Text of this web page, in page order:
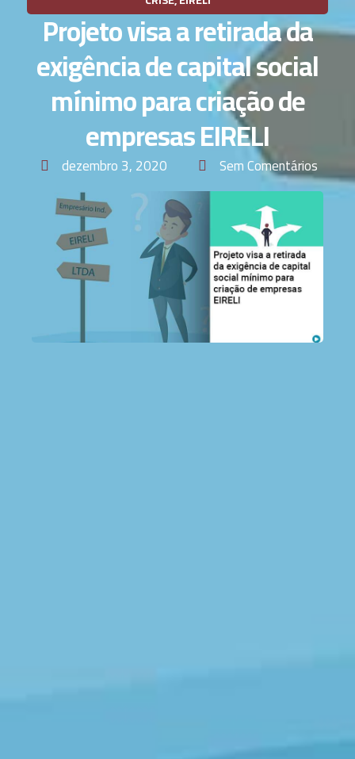
Projeto visa a retirada da
exigência de capital social
mínimo para criação de
empresas EIRELI
dezembro 3, 2020 Sem Comentários